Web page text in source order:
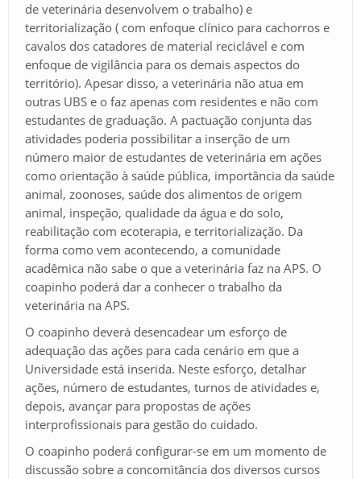
de veterinária desenvolvem o trabalho) e
territorialização ( com enfoque clínico para cachorros e
cavalos dos catadores de material reciclável e com
enfoque de vigilância para os demais aspectos do
território). Apesar disso, a veterinária não atua em
outras UBS e o faz apenas com residentes e não com
estudantes de graduação. A pactuação conjunta das
atividades poderia possibilitar a inserção de um
número maior de estudantes de veterinária em ações
como orientação à saúde pública, importância da saúde
animal, zoonoses, saúde dos alimentos de origem
animal, inspeção, qualidade da água e do solo,
reabilitação com ecoterapia, e territorialização. Da
forma como vem acontecendo, a comunidade
acadêmica não sabe o que a veterinária faz na APS. O
coapinho poderá dar a conhecer o trabalho da
veterinária na APS.
O coapinho deverá desencadear um esforço de
adequação das ações para cada cenário em que a
Universidade está inserida. Neste esforço, detalhar
ações, número de estudantes, turnos de atividades e,
depois, avançar para propostas de ações
interprofissionais para gestão do cuidado.
O coapinho poderá configurar-se em um momento de
discussão sobre a concomitância dos diversos cursos